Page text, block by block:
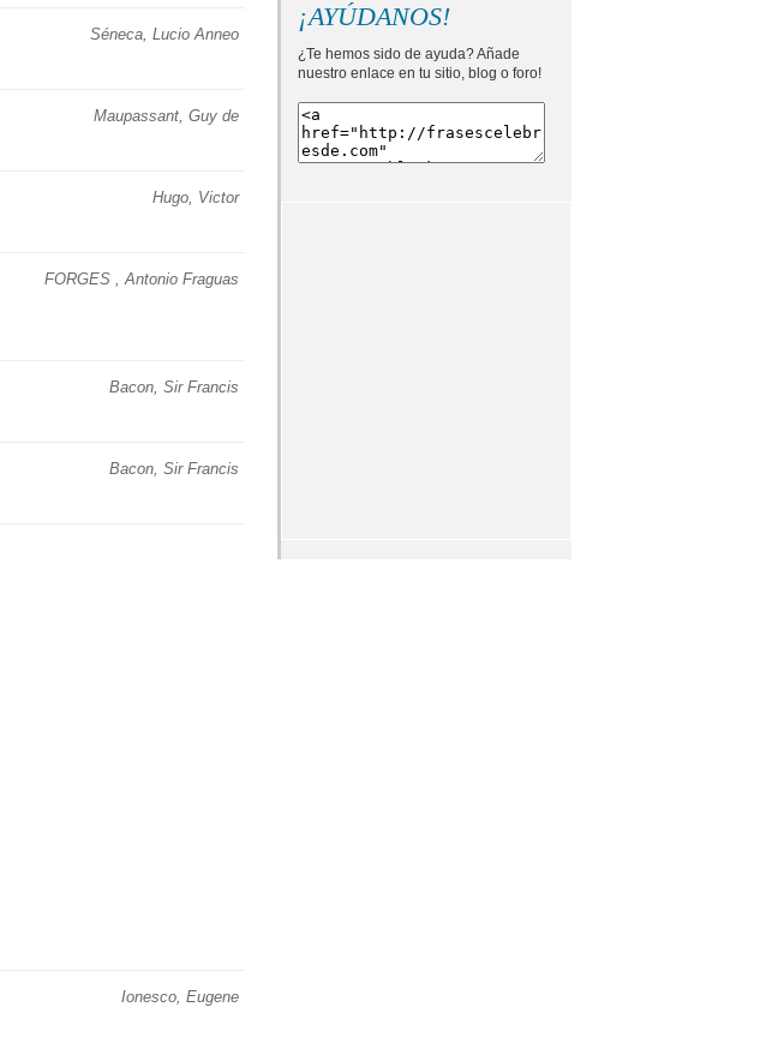
Séneca, Lucio Anneo
Maupassant, Guy de
Hugo, Victor
FORGES , Antonio Fraguas
Bacon, Sir Francis
Bacon, Sir Francis
Ionesco, Eugene
¡AYÚDANOS!
¿Te hemos sido de ayuda? Añade
nuestro enlace en tu sitio, blog o foro!